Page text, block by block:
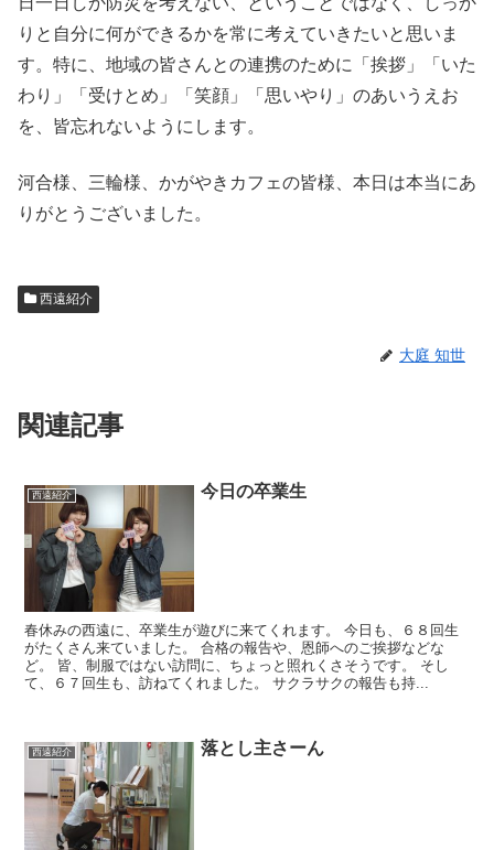
りと自分に何ができるかを常に考えていきたいと思いま
す。特に、地域の皆さんとの連携のために「挨拶」「いた
わり」「受けとめ」「笑顔」「思いやり」のあいうえお
を、皆忘れないようにします。
河合様、三輪様、かがやきカフェの皆様、本日は本当にあ
りがとうございました。
西遠紹介
大庭 知世
関連記事
西遠紹介 今日の卒業生
春休みの西遠に、卒業生が遊びに来てくれます。 今日も、６８回生
がたくさん来ていました。 合格の報告や、恩師へのご挨拶などな
ど。 皆、制服ではない訪問に、ちょっと照れくさそうです。 そし
て、６７回生も、訪ねてくれました。 サクラサクの報告も持...
西遠紹介 落とし主さーん